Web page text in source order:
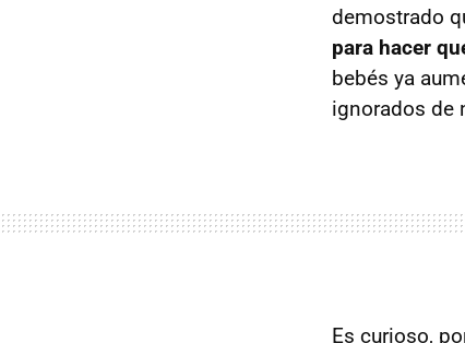
demostrado
para hacer
bebés ya
ignorados de
Es curioso,